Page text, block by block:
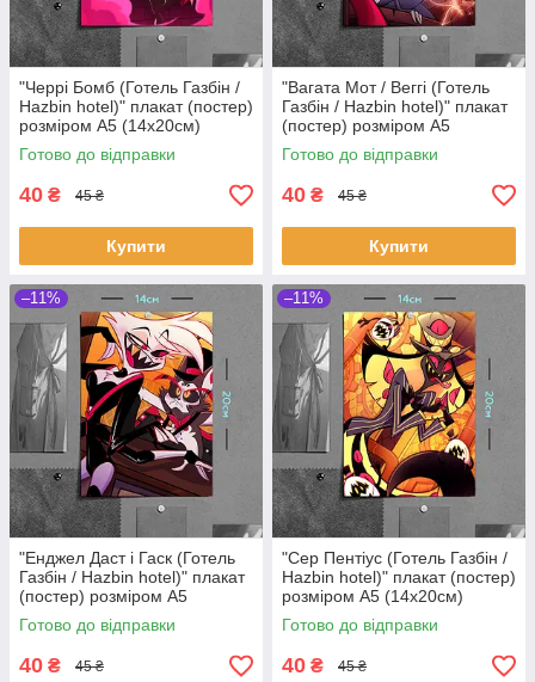
"Черрі Бомб (Готель Газбін /
Hazbin hotel)" плакат (постер)
розміром А5 (14х20см)
Готово до відправки
40 ₴ 45 ₴
Купити
"Вагата Мот / Веггі (Готель
Газбін / Hazbin hotel)" плакат
(постер) розміром А5
(14х20см)
Готово до відправки
40 ₴ 45 ₴
Купити
–11%
"Енджел Даст і Гаск (Готель
Газбін / Hazbin hotel)" плакат
(постер) розміром А5
(14х20см)
Готово до відправки
40 ₴ 45 ₴
–11%
"Сер Пентіус (Готель Газбін /
Hazbin hotel)" плакат (постер)
розміром А5 (14х20см)
Готово до відправки
40 ₴ 45 ₴